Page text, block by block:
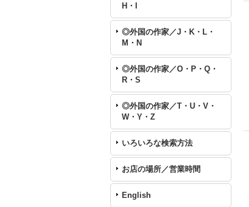
H・I
◎外国の作家／J・K・L・
M・N
◎外国の作家／O・P・Q・
R・S
◎外国の作家／T・U・V・
W・Y・Z
いろいろな検索方法
お店の場所／営業時間
English